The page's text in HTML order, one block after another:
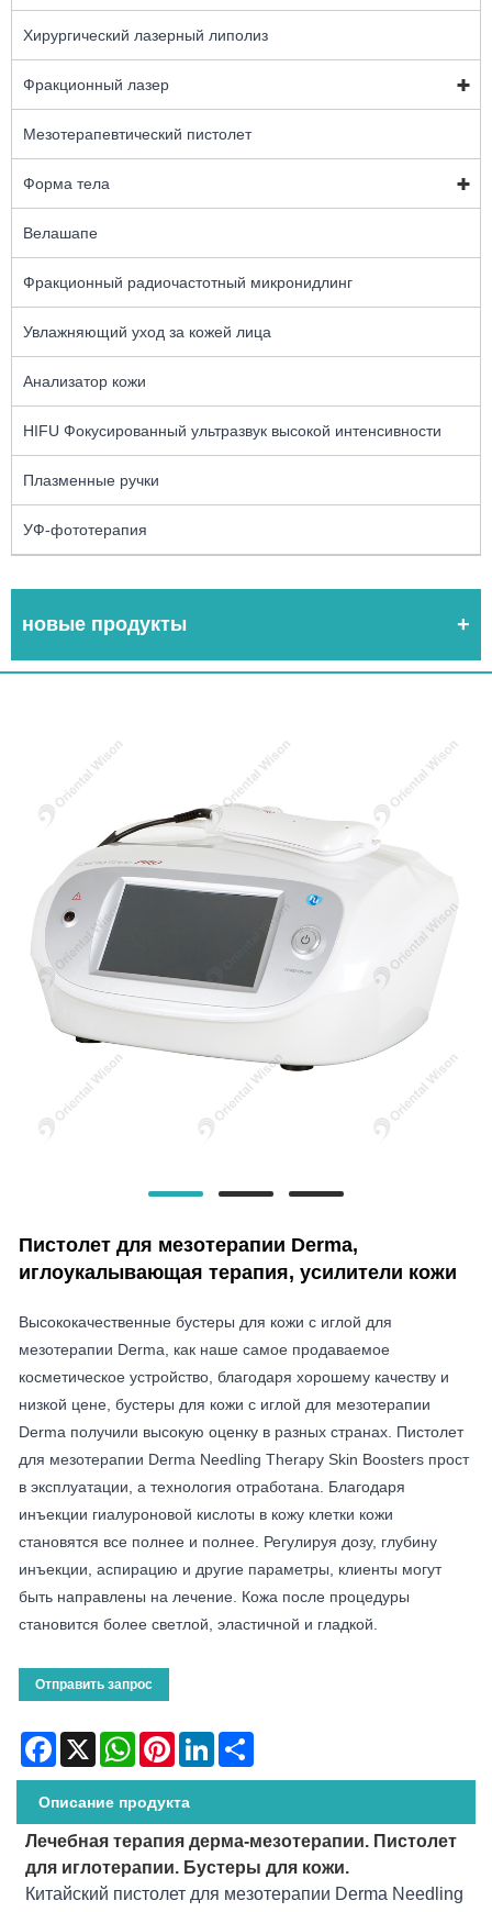
Хирургический лазерный липолиз
Фракционный лазер
Мезотерапевтический пистолет
Форма тела
Велашапе
Фракционный радиочастотный микронидлинг
Увлажняющий уход за кожей лица
Анализатор кожи
HIFU Фокусированный ультразвук высокой интенсивности
Плазменные ручки
УФ-фототерапия
новые продукты
Пистолет для мезотерапии Derma,
иглоукалывающая терапия, усилители кожи
Высококачественные бустеры для кожи с иглой для
мезотерапии Derma, как наше самое продаваемое
косметическое устройство, благодаря хорошему качеству и
низкой цене, бустеры для кожи с иглой для мезотерапии
Derma получили высокую оценку в разных странах. Пистолет
для мезотерапии Derma Needling Therapy Skin Boosters прост
в эксплуатации, а технология отработана. Благодаря
инъекции гиалуроновой кислоты в кожу клетки кожи
становятся все полнее и полнее. Регулируя дозу, глубину
инъекции, аспирацию и другие параметры, клиенты могут
быть направлены на лечение. Кожа после процедуры
становится более светлой, эластичной и гладкой.
Отправить запрос
Facebook
X WhatsAppPinterestLinkedIn
Описание продукта
Лечебная терапия дерма-мезотерапии. Пистолет
для иглотерапии. Бустеры для кожи.
Китайский пистолет для мезотерапии Derma Needling